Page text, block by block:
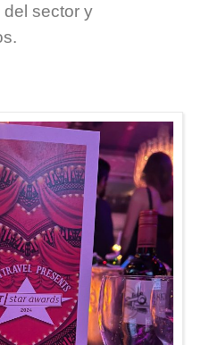
sector y